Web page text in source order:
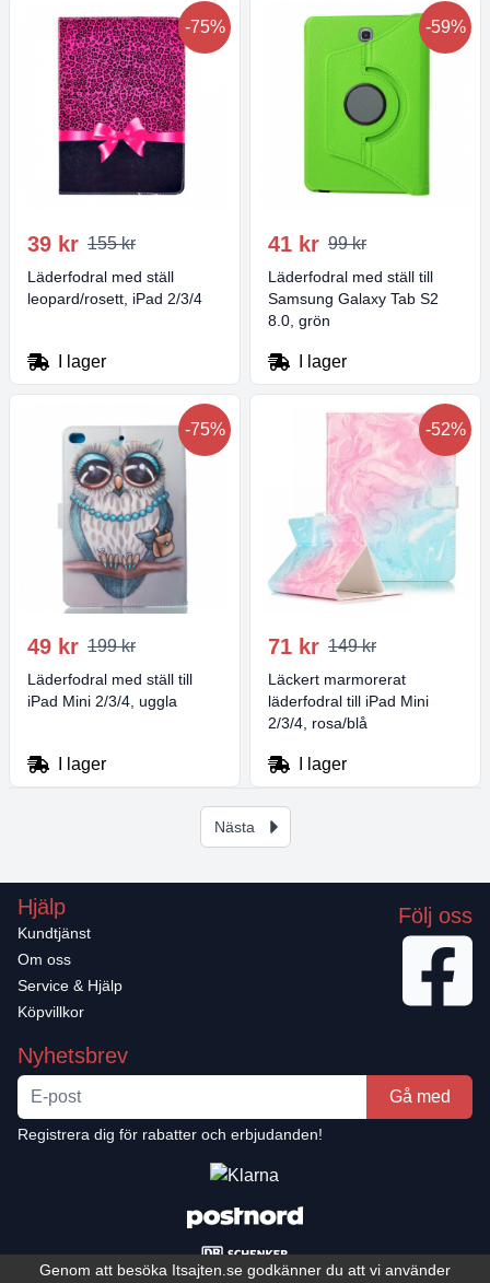
Genom att besöka Itsajten.se godkänner du att vi använder
-75%
39 kr 155 kr
Läderfodral med ställ
leopard/rosett, iPad 2/3/4
I lager
-59%
41 kr 99 kr
Läderfodral med ställ till
Samsung Galaxy Tab S2
8.0, grön
I lager
-75%
49 kr 199 kr
Läderfodral med ställ till
iPad Mini 2/3/4, uggla
I lager
-52%
71 kr 149 kr
Läckert marmorerat
läderfodral till iPad Mini
2/3/4, rosa/blå
I lager
Nästa
Hjälp
Kundtjänst
Om oss
Service & Hjälp
Köpvillkor
Följ oss
Nyhetsbrev
Gå med
Registrera dig för rabatter och erbjudanden!